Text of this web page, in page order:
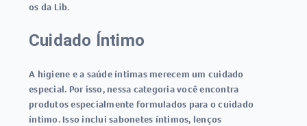
os da Lib.
Cuidado Íntimo
A higiene e a saúde íntimas merecem um cuidado
especial. Por isso, nessa categoria você encontra
produtos especialmente formulados para o cuidado
íntimo. Isso inclui sabonetes íntimos, lenços